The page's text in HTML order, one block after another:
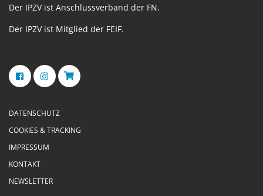
Der IPZV ist Anschlussverband der FN.
Der IPZV ist Mitglied der FEIF.
DATENSCHUTZ
COOKIES & TRACKING
IMPRESSUM
KONTAKT
NEWSLETTER